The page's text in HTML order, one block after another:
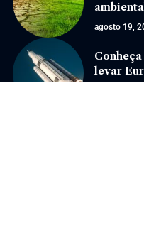
agosto 19,
levar